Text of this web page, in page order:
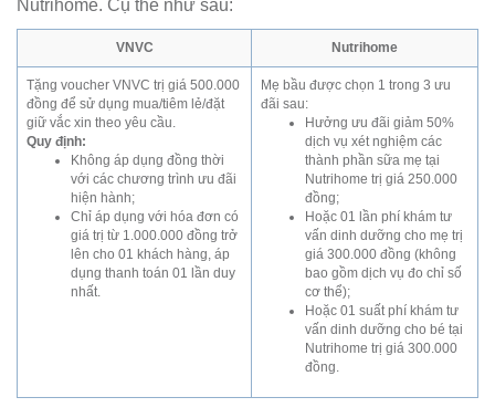
Nutrihome. Cụ thể như sau:
VNVC Nutrihome
Tặng voucher VNVC trị giá 500.000
đồng để sử dụng mua/tiêm lẻ/đặt
giữ vắc xin theo yêu cầu.
Quy định:
Không áp dụng đồng thời
với các chương trình ưu đãi
hiện hành;
Chỉ áp dụng với hóa đơn có
giá trị từ 1.000.000 đồng trở
lên cho 01 khách hàng, áp
dụng thanh toán 01 lần duy
nhất.
Mẹ bầu được chọn 1 trong 3 ưu
đãi sau:
Hưởng ưu đãi giảm 50%
dịch vụ xét nghiệm các
thành phần sữa mẹ tại
Nutrihome trị giá 250.000
đồng;
Hoặc 01 lần phí khám tư
vấn dinh dưỡng cho mẹ trị
giá 300.000 đồng (không
bao gồm dịch vụ đo chỉ số
cơ thể);
Hoặc 01 suất phí khám tư
vấn dinh dưỡng cho bé tại
Nutrihome trị giá 300.000
đồng.